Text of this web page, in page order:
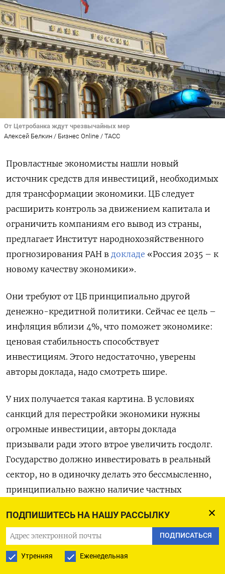
ПОДПИШИТЕСЬ НА НАШУ РАССЫЛКУ
ПОДПИСАТЬСЯ
Утренняя Еженедельная
От Цетробанка ждут чрезвычайных мер
Алексей Белкин / Бизнес Online / ТАСС
Провластные экономисты нашли новый
источник средств для инвестиций, необходимых
для трансформации экономики. ЦБ следует
расширить контроль за движением капитала и
ограничить компаниям его вывод из страны,
предлагает Институт народнохозяйственного
прогнозирования РАН в докладе «Россия 2035 – к
новому качеству экономики».
Они требуют от ЦБ принципиально другой
денежно-кредитной политики. Сейчас ее цель –
инфляция вблизи 4%, что поможет экономике:
ценовая стабильность способствует
инвестициям. Этого недостаточно, уверены
авторы доклада, надо смотреть шире.
У них получается такая картина. В условиях
санкций для перестройки экономики нужны
огромные инвестиции, авторы доклада
призывали ради этого втрое увеличить госдолг.
Государство должно инвестировать в реальный
сектор, но в одиночку делать это бессмысленно,
принципиально важно наличие частных
констатируют авторы доклада:
«Инвестирование заработанного дохода – это
вложения в будущее. Каким представляется это
будущее, такова будет и мотивация к